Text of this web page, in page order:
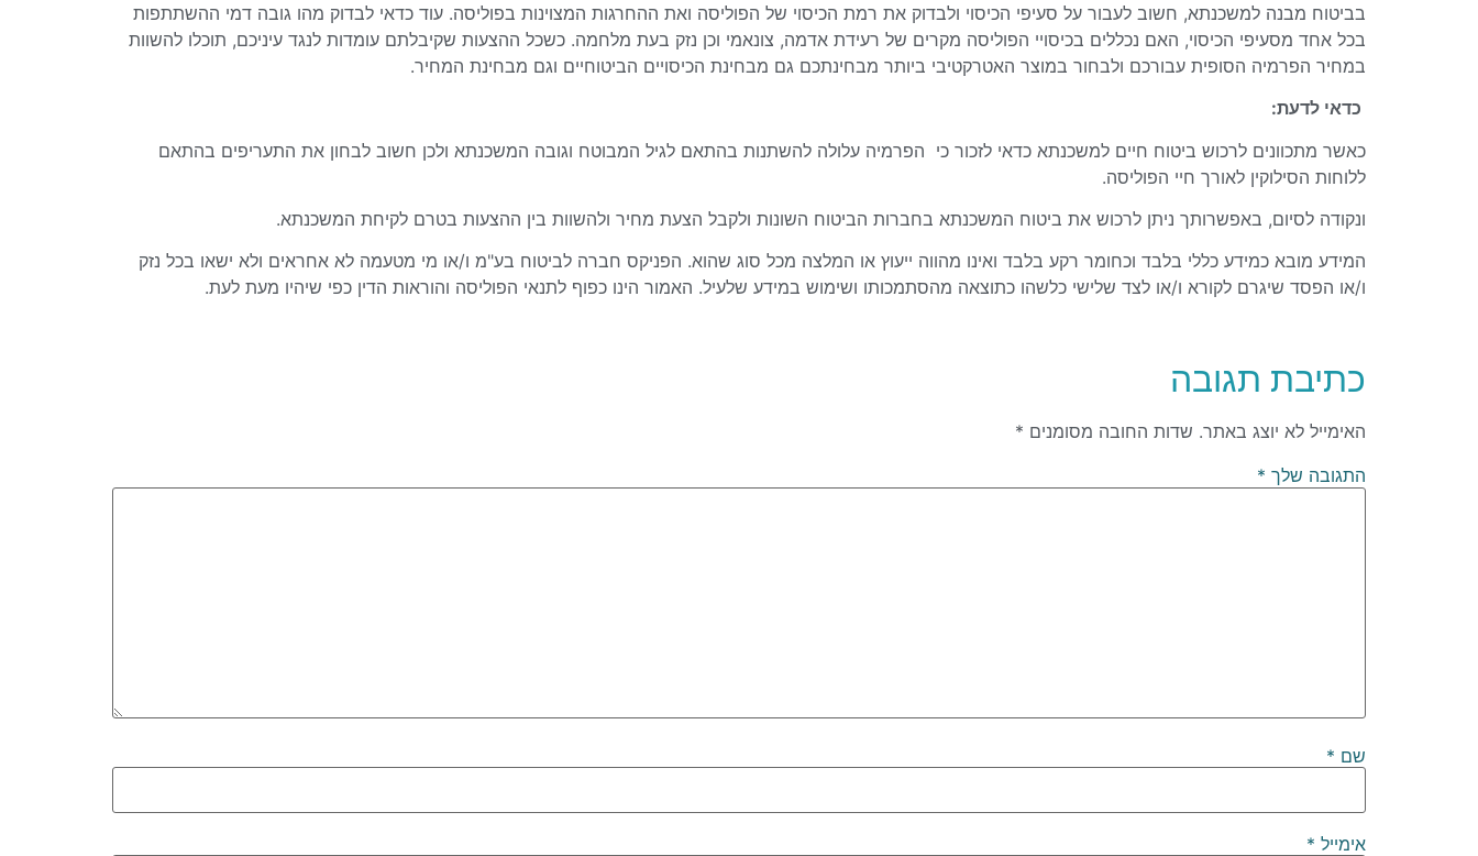
בביטוח מבנה למשכנתא, חשוב לעבור על סעיפי הכיסוי ולבדוק את רמת הכיסוי של הפוליסה ואת ההחרגות המצוינות בפוליסה. עוד כדאי לבדוק מהו גובה דמי ההשתתפות
בכל אחד מסעיפי הכיסוי, האם נכללים בכיסויי הפוליסה מקרים של רעידת אדמה, צונאמי וכן נזק בעת מלחמה. כשכל ההצעות שקיבלתם עומדות לנגד עיניכם, תוכלו להשוות
במחיר הפרמיה הסופית עבורכם ולבחור במוצר האטרקטיבי ביותר מבחינתכם גם מבחינת הכיסויים הביטוחיים וגם מבחינת המחיר.
כדאי לדעת:
כאשר מתכוונים לרכוש ביטוח חיים למשכנתא כדאי לזכור כי הפרמיה עלולה להשתנות בהתאם לגיל המבוטח וגובה המשכנתא ולכן חשוב לבחון את התעריפים בהתאם
ללוחות הסילוקין לאורך חיי הפוליסה.
ונקודה לסיום, באפשרותך ניתן לרכוש את ביטוח המשכנתא בחברות הביטוח השונות ולקבל הצעת מחיר ולהשוות בין ההצעות בטרם לקיחת המשכנתא.
המידע מובא כמידע כללי בלבד וכחומר רקע בלבד ואינו מהווה ייעוץ או המלצה מכל סוג שהוא. הפניקס חברה לביטוח בע"מ ו/או מי מטעמה לא אחראים ולא ישאו בכל נזק
ו/או הפסד שיגרם לקורא ו/או לצד שלישי כלשהו כתוצאה מהסתמכותו ושימוש במידע שלעיל. האמור הינו כפוף לתנאי הפוליסה והוראות הדין כפי שיהיו מעת לעת.
כתיבת תגובה
האימייל לא יוצג באתר. שדות החובה מסומנים *
התגובה שלך *
שם *
אימייל *